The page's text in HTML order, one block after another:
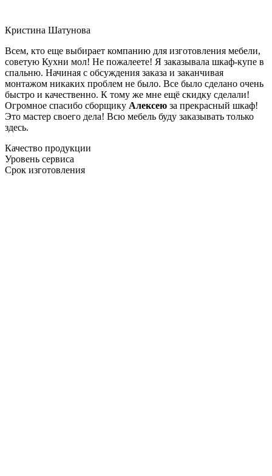
Кристина Шатунова
Всем, кто еще выбирает компанию для изготовления мебели,
советую Кухни мол! Не пожалеете! Я заказывала шкаф-купе в
спальню. Начиная с обсуждения заказа и заканчивая
монтажом никаких проблем не было. Все было сделано очень
быстро и качественно. К тому же мне ещё скидку сделали!
Огромное спасибо сборщику Алексею за прекрасный шкаф!
Это мастер своего дела! Всю мебель буду заказывать только
здесь.
Качество продукции
Уровень сервиса
Срок изготовления